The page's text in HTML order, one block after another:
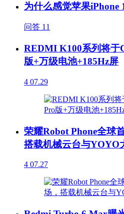
为什么感觉苹果iPhone
问答 11
REDMI K100系列将于
版+万级电池+185Hz屏
4 07.29
荣耀Robot Phone全球
搭载机械云台与YOYO
4 07.27